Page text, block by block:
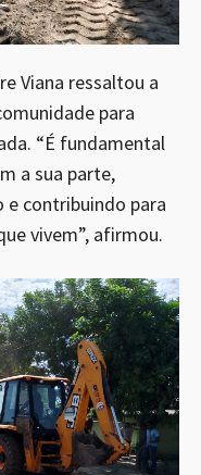
Viana ressaltou a
para
“É fundamental
a sua parte,
contribuindo para
vivem”, afirmou.